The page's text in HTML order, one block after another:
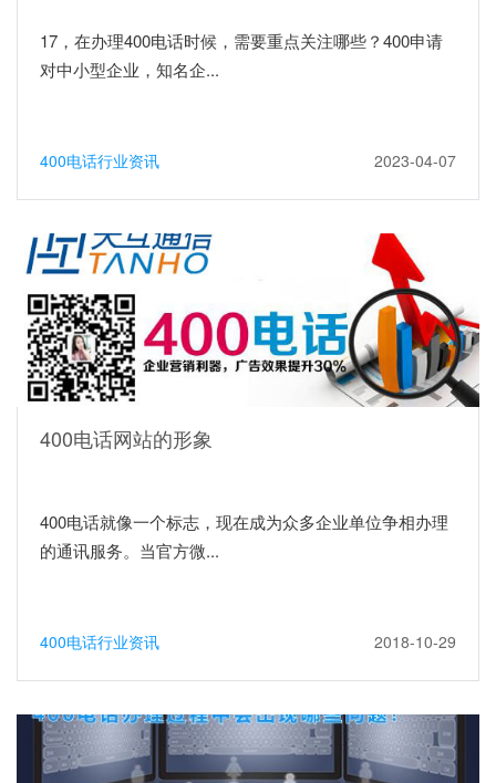
17，在办理400电话时候，需要重点关注哪些？400申请
对中小型企业，知名企...
400电话行业资讯 2023-04-07
400电话网站的形象
400电话就像一个标志，现在成为众多企业单位争相办理
的通讯服务。当官方微...
400电话行业资讯 2018-10-29